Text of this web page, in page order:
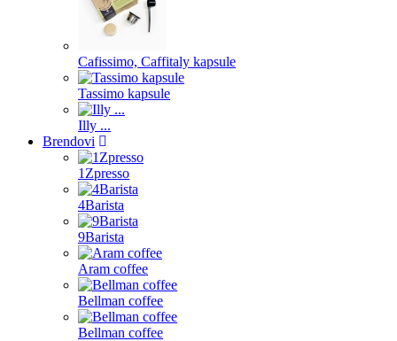
Cafissimo, Caffitaly kapsule
Tassimo kapsule
Illy ...
Brendovi
1Zpresso
4Barista
9Barista
Aram coffee
Bellman coffee
Bellman coffee